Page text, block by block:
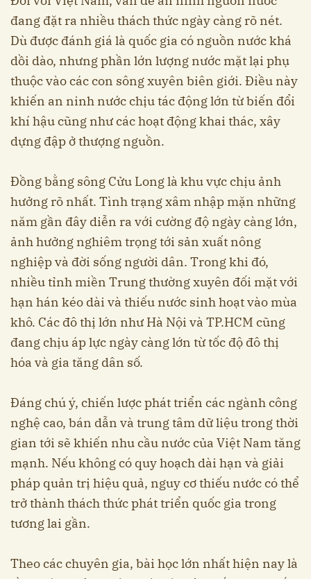
đang đặt ra nhiều thách thức ngày càng rõ nét.
Dù được đánh giá là quốc gia có nguồn nước khá
dồi dào, nhưng phần lớn lượng nước mặt lại phụ
thuộc vào các con sông xuyên biên giới. Điều này
khiến an ninh nước chịu tác động lớn từ biến đổi
khí hậu cũng như các hoạt động khai thác, xây
dựng đập ở thượng nguồn.
Đồng bằng sông Cửu Long là khu vực chịu ảnh
hưởng rõ nhất. Tình trạng xâm nhập mặn những
năm gần đây diễn ra với cường độ ngày càng lớn,
ảnh hưởng nghiêm trọng tới sản xuất nông
nghiệp và đời sống người dân. Trong khi đó,
nhiều tỉnh miền Trung thường xuyên đối mặt với
hạn hán kéo dài và thiếu nước sinh hoạt vào mùa
khô. Các đô thị lớn như Hà Nội và TP.HCM cũng
đang chịu áp lực ngày càng lớn từ tốc độ đô thị
hóa và gia tăng dân số.
Đáng chú ý, chiến lược phát triển các ngành công
nghệ cao, bán dẫn và trung tâm dữ liệu trong thời
gian tới sẽ khiến nhu cầu nước của Việt Nam tăng
mạnh. Nếu không có quy hoạch dài hạn và giải
pháp quản trị hiệu quả, nguy cơ thiếu nước có thể
trở thành thách thức phát triển quốc gia trong
tương lai gần.
Theo các chuyên gia, bài học lớn nhất hiện nay là